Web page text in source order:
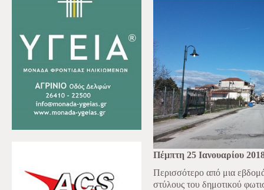
Πέμπτη 25 Ιανουαρίου
Περισσότερο από μια
στύλους του δημοτικού